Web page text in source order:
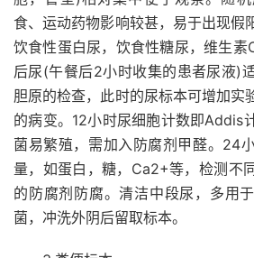
食、运动药物影响较甚，易于出现假
饮食性蛋白尿，饮食性糖尿，维生素
后尿(午餐后2小时收集的患者尿液)
胆原的检查，此时的尿标本可增加实
的病变。12小时尿细胞计数即Addis
菌易繁殖，需加入防腐剂甲醛。24
量，如蛋白，糖，Ca2+等，检测不
的防腐剂防腐。清洁中段尿，多用
菌，冲洗外阴后留取标本。